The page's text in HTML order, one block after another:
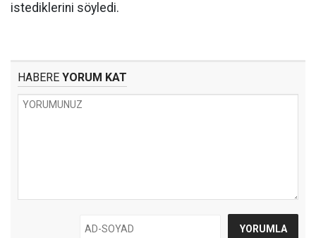
istediklerini söyledi.
HABERE YORUM KAT